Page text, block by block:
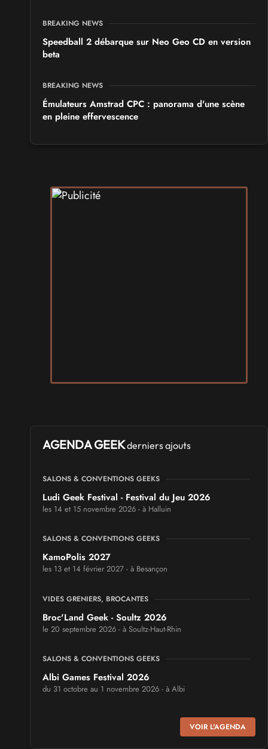
BREAKING NEWS
Speedball 2 débarque sur Neo Geo CD en version
beta
BREAKING NEWS
Émulateurs Amstrad CPC : panorama d'une scène
en pleine effervescence
AGENDA GEEKderniers ajouts
SALONS & CONVENTIONS GEEKS
Ludi Geek Festival - Festival du Jeu 2026
les 14 et 15 novembre 2026 - à Halluin
SALONS & CONVENTIONS GEEKS
KamoPolis 2027
les 13 et 14 février 2027 - à Besançon
VIDES GRENIERS, BROCANTES
Broc'Land Geek - Soultz 2026
le 20 septembre 2026 - à Soultz-Haut-Rhin
SALONS & CONVENTIONS GEEKS
Albi Games Festival 2026
du 31 octobre au 1 novembre 2026 - à Albi
Virtual Calais - salon du jeu vidéo et des loisirs
VOIR L'AGENDA